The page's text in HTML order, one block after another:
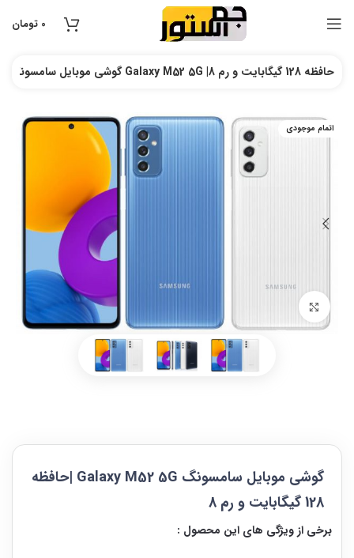
0 تومان
گوشی موبایل سامسونگ Galaxy M52 5G |حافظه 128 گیگابایت و رم 8
اتمام موجودی
گوشی موبایل سامسونگ Galaxy M52 5G |حافظه
128 گیگابایت و رم 8
برخی از ویژگی های این محصول :